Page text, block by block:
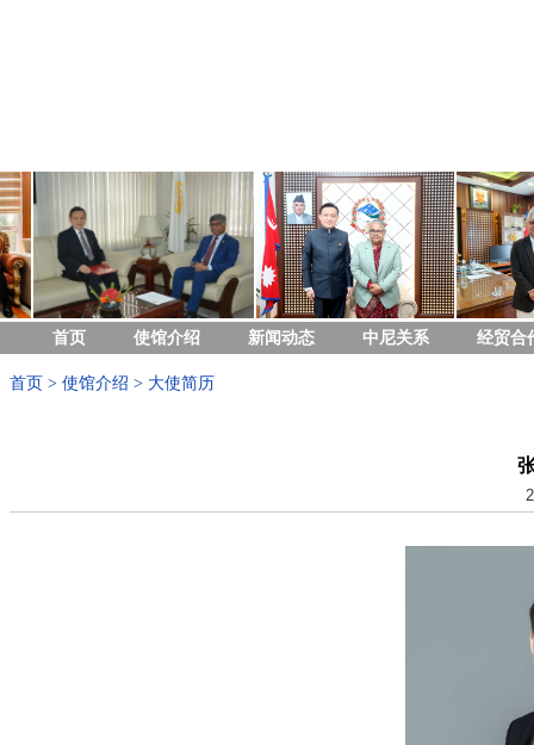
首页 使馆介绍 新闻动态 中尼关系 经贸合
首页 > 使馆介绍 > 大使简历